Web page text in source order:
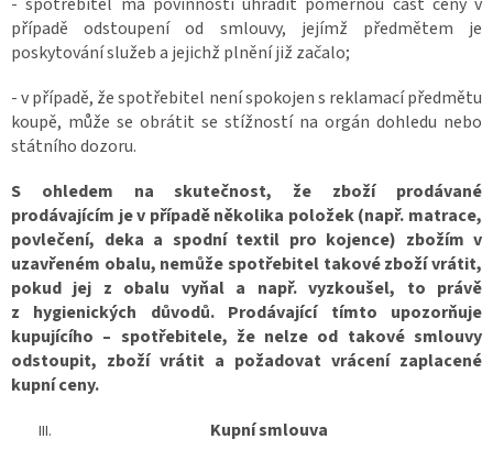
případě odstoupení od smlouvy, jejímž předmětem je
poskytování služeb a jejichž plnění již začalo;
- v případě, že spotřebitel není spokojen s reklamací předmětu
koupě, může se obrátit se stížností na orgán dohledu nebo
státního dozoru.
S ohledem na skutečnost, že zboží prodávané
prodávajícím je v případě několika položek (např. matrace,
povlečení, deka a spodní textil pro kojence) zbožím v
uzavřeném obalu, nemůže spotřebitel takové zboží vrátit,
pokud jej z obalu vyňal a např. vyzkoušel, to právě
z hygienických důvodů. Prodávající tímto upozorňuje
kupujícího – spotřebitele, že nelze od takové smlouvy
odstoupit, zboží vrátit a požadovat vrácení zaplacené
kupní ceny.
Kupní smlouva